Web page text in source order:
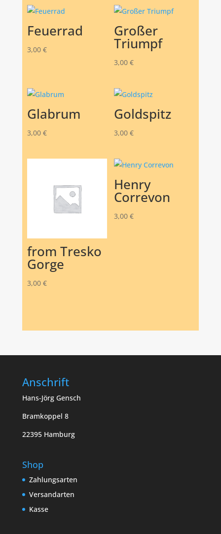
Feuerrad
3,00 €
Großer
Triumpf
3,00 €
Glabrum
3,00 €
Goldspitz
3,00 €
from Tresko
Gorge
3,00 €
Henry
Correvon
3,00 €
Anschrift
Hans-Jörg Gensch
Bramkoppel 8
22395 Hamburg
Shop
Zahlungsarten
Versandarten
Kasse